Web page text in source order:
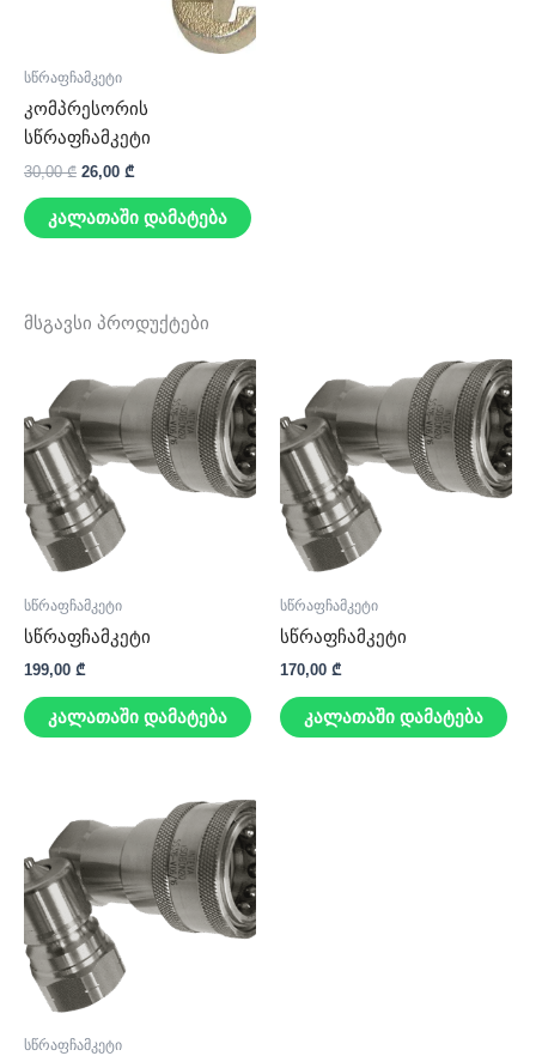
სწრაფჩამკეტი
კომპრესორის
სწრაფჩამკეტი
30,00₾ 26,00 ₾
კალათაში დამატება
მსგავსი პროდუქტები
სწრაფჩამკეტი
სწრაფჩამკეტი
199,00 ₾
კალათაში დამატება
სწრაფჩამკეტი
სწრაფჩამკეტი
170,00 ₾
კალათაში დამატება
სწრაფჩამკეტი